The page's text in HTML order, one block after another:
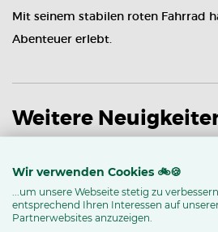
Mit seinem stabilen roten Fahrrad
Abenteuer erlebt.
Weitere
Wir verwenden Cookies 🚲🍪
...um unsere Webseite stetig zu
entsprechend Ihren Interessen auf
Partnerwebsites anzuzeigen.